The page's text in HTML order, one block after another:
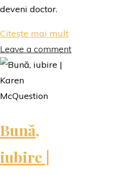
deveni doctor.
Citește mai mult"Radiografia
suferinței
Leave a comment
Bună,
iubire |